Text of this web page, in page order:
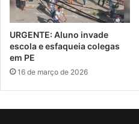
URGENTE: Aluno invade
escola e esfaqueia colegas
em PE
16 de março de 2026